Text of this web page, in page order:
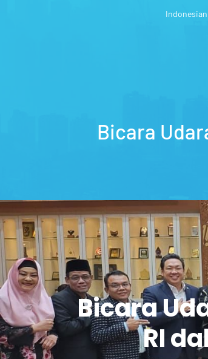
Indonesian
Bicara
Bicara
RI